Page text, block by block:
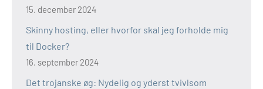
15. december 2024
Skinny hosting, eller hvorfor skal jeg forholde mig
til Docker?
16. september 2024
Det trojanske øg: Nydelig og yderst tvivlsom